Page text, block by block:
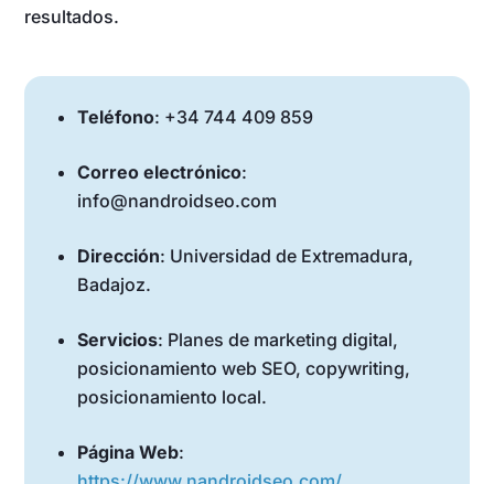
resultados.
Teléfono: +34 744 409 859
Correo electrónico:
info@nandroidseo.com
Dirección: Universidad de Extremadura,
Badajoz.
Servicios: Planes de marketing digital,
posicionamiento web SEO, copywriting,
posicionamiento local.
Página Web: